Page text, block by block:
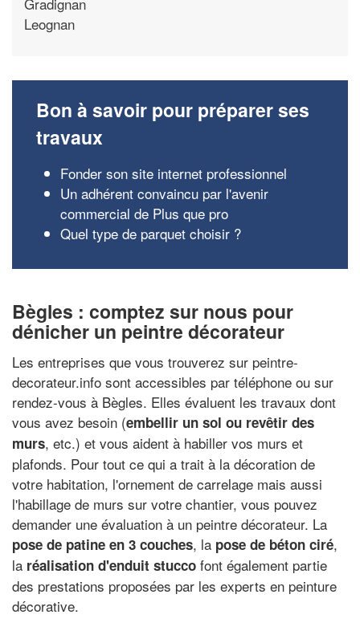
Leognan
Bon à savoir pour préparer ses
travaux
Fonder son site internet professionnel
Un adhérent convaincu par l'avenir
commercial de Plus que pro
Quel type de parquet choisir ?
Bègles : comptez sur nous pour
dénicher un peintre décorateur
Les entreprises que vous trouverez sur peintre-
decorateur.info sont accessibles par téléphone ou sur
rendez-vous à Bègles. Elles évaluent les travaux dont
vous avez besoin (embellir un sol ou revêtir des
murs, etc.) et vous aident à habiller vos murs et
plafonds. Pour tout ce qui a trait à la décoration de
votre habitation, l'ornement de carrelage mais aussi
l'habillage de murs sur votre chantier, vous pouvez
demander une évaluation à un peintre décorateur. La
pose de patine en 3 couches, la pose de béton ciré,
la réalisation d'enduit stucco font également partie
des prestations proposées par les experts en peinture
décorative.